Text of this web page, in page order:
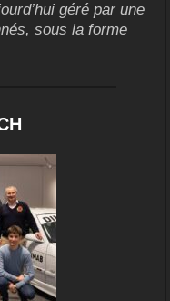
géré par une
sous la forme